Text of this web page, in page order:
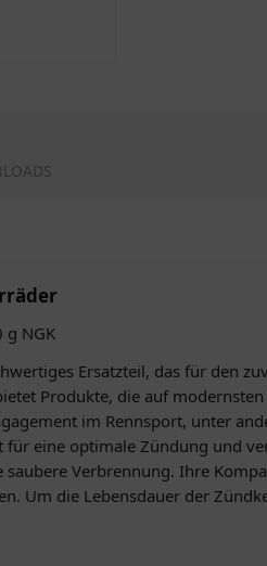
g NGK
Ersatzteil, das für den
Produkte, die auf
im Rennsport, unter
eine optimale Zündung und
Verbrennung. Ihre
Um die Lebensdauer der